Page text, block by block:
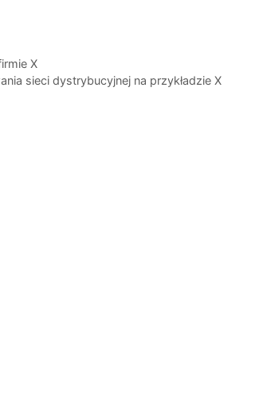
X
sieci dystrybucyjnej na przykładzie X